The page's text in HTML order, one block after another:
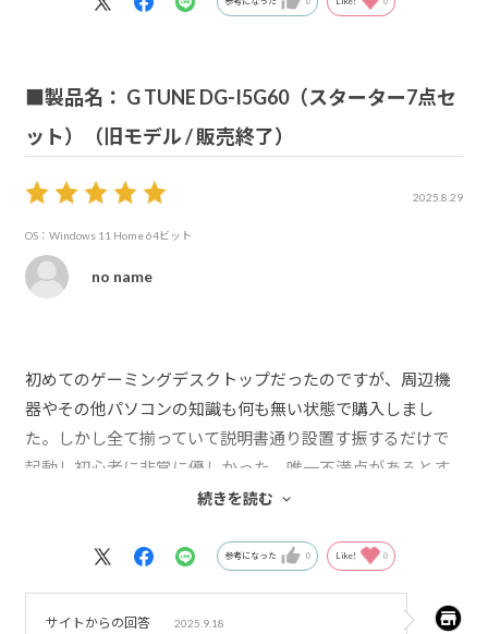
■製品名： G TUNE DG-I5G60（スターター7点セ
ット）（旧モデル / 販売終了）
2025.8.29
OS：Windows 11 Home 64ビット
no name
初めてのゲーミングデスクトップだったのですが、周辺機
器やその他パソコンの知識も何も無い状態で購入しまし
た。しかし全て揃っていて説明書通り設置す振するだけで
起動し初心者に非常に優しかった。唯一不満点があるとす
るなら何も分からず購入したコントローラーのボタン配置
使う予定が元々なかったためあまり気にならなかった。
続きを読む
参考になった 0 Like! 0
サイトからの回答 2025.9.18